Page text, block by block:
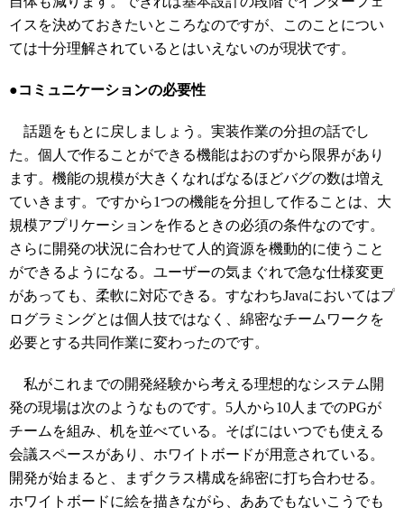
イスを決めておきたいところなのですが、このことについ
ては十分理解されているとはいえないのが現状です。
●コミュニケーションの必要性
話題をもとに戻しましょう。実装作業の分担の話でし
た。個人で作ることができる機能はおのずから限界があり
ます。機能の規模が大きくなればなるほどバグの数は増え
ていきます。ですから1つの機能を分担して作ることは、大
規模アプリケーションを作るときの必須の条件なのです。
さらに開発の状況に合わせて人的資源を機動的に使うこと
ができるようになる。ユーザーの気まぐれで急な仕様変更
があっても、柔軟に対応できる。すなわちJavaにおいてはプ
ログラミングとは個人技ではなく、綿密なチームワークを
必要とする共同作業に変わったのです。
私がこれまでの開発経験から考える理想的なシステム開
発の現場は次のようなものです。5人から10人までのPGが
チームを組み、机を並べている。そばにはいつでも使える
会議スペースがあり、ホワイトボードが用意されている。
開発が始まると、まずクラス構成を綿密に打ち合わせる。
ホワイトボードに絵を描きながら、ああでもないこうでも